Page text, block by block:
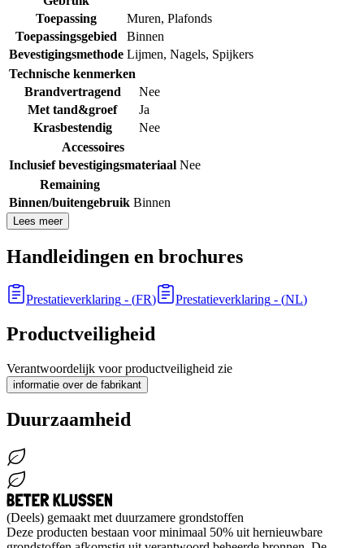
Toepassing
Muren, Plafonds
Toepassingsgebied
Binnen
Bevestigingsmethode Lijmen, Nagels, Spijkers
Technische kenmerken
Brandvertragend
Nee
Met tand&groef
Ja
Krasbestendig
Nee
Accessoires
Inclusief bevestigingsmateriaal Nee
Remaining
Binnen/buitengebruik Binnen
Lees meer
Handleidingen en brochures
Prestatieverklaring - (FR) Prestatieverklaring - (NL)
Productveiligheid
Verantwoordelijk voor productveiligheid zie
informatie over de fabrikant
Duurzaamheid
(Deels) gemaakt met duurzamere grondstoffen
Deze producten bestaan voor minimaal 50% uit hernieuwbare